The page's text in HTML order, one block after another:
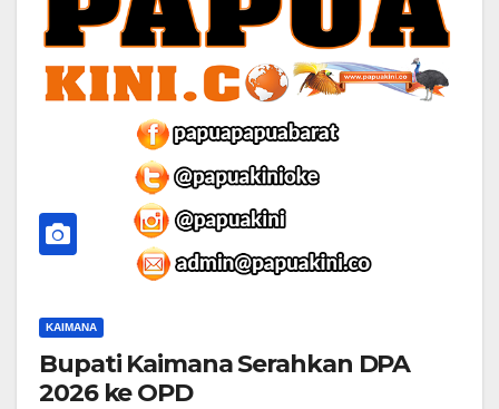
KAIMANA
Bupati Kaimana Serahkan DPA
2026 ke OPD